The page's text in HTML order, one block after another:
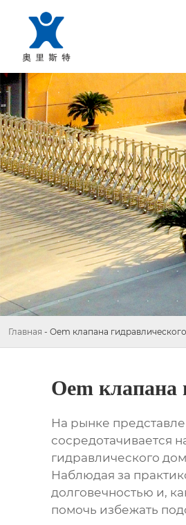
Главная - Oem клапана
Oem клапана
На рынке
сосредотачивается
гидравлического
Наблюдая за
долговечностью и,
помочь избежать